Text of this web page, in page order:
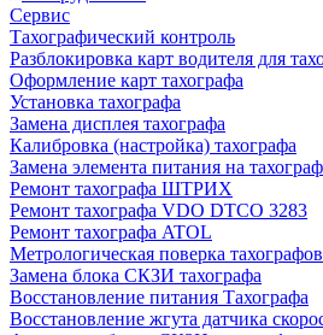
Сервис
Тахографический контроль
Разблокировка карт водителя для
Оформление карт тахографа
Установка тахографа
Замена дисплея тахографа
Калибровка (настройка) тахографа
Замена элемента питания на
Ремонт тахографа ШТРИХ
Ремонт тахографа VDO DTCO 3283
Ремонт тахографа ATOL
Метрологическая поверка тахографов
Замена блока СКЗИ тахографа
Восстановление питания Тахографа
Восстановление жгута датчика